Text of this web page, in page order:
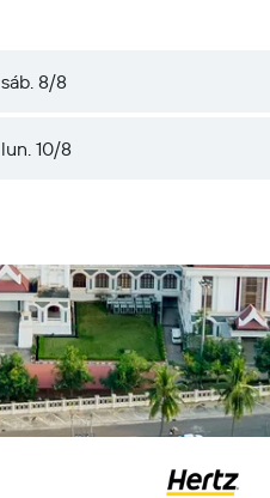
sáb. 8/8
lun. 10/8